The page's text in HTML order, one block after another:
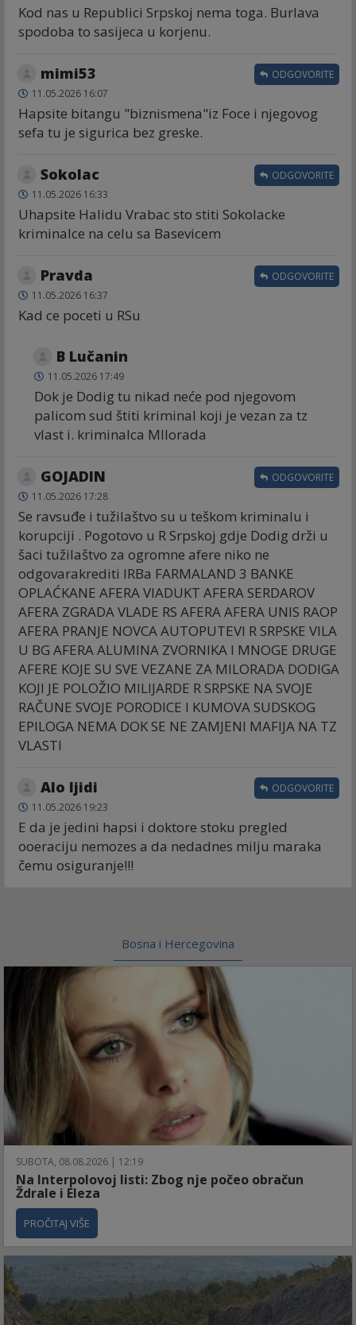
Kod nas u Republici Srpskoj nema toga. Burlava
spodoba to sasijeca u korjenu.
mimi53
11.05.2026 16:07
Hapsite bitangu "biznismena"iz Foce i njegovog
sefa tu je sigurica bez greske.
ODGOVORITE
Sokolac
11.05.2026 16:33
Uhapsite Halidu Vrabac sto stiti Sokolacke
kriminalce na celu sa Basevicem
ODGOVORITE
Pravda
11.05.2026 16:37
Kad ce poceti u RSu
ODGOVORITE
B Lučanin
11.05.2026 17:49
Dok je Dodig tu nikad neće pod njegovom
palicom sud štiti kriminal koji je vezan za tz
vlast i. kriminalca MIlorada
GOJADIN
11.05.2026 17:28
Se ravsuđe i tužilaštvo su u teškom kriminalu i
korupciji . Pogotovo u R Srpskoj gdje Dodig drži u
šaci tužilaštvo za ogromne afere niko ne
odgovarakrediti IRBa FARMALAND 3 BANKE
OPLAĆKANE AFERA VIADUKT AFERA SERDAROV
AFERA ZGRADA VLADE RS AFERA AFERA UNIS RAOP
AFERA PRANJE NOVCA AUTOPUTEVI R SRPSKE VILA
U BG AFERA ALUMINA ZVORNIKA I MNOGE DRUGE
AFERE KOJE SU SVE VEZANE ZA MILORADA DODIGA
KOJI JE POLOŽIO MILIJARDE R SRPSKE NA SVOJE
RAČUNE SVOJE PORODICE I KUMOVA SUDSKOG
EPILOGA NEMA DOK SE NE ZAMJENI MAFIJA NA TZ
VLASTI
ODGOVORITE
Alo ljidi
11.05.2026 19:23
E da je jedini hapsi i doktore stoku pregled
ooeraciju nemozes a da nedadnes milju maraka
čemu osiguranje!!!
ODGOVORITE
Bosna i Hercegovina
SUBOTA, 08.08.2026 | 12:19
Na Interpolovoj listi: Zbog nje počeo obračun
Ždrale i Eleza
PROČITAJ VIŠE